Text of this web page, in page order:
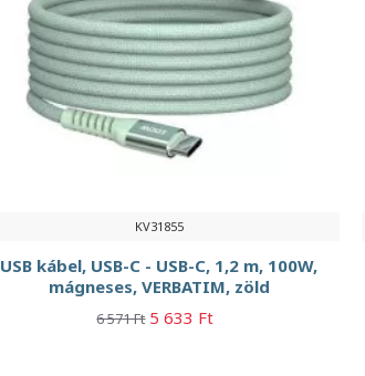
KV31855
USB kábel, USB-C - USB-C, 1,2 m, 100W,
mágneses, VERBATIM, zöld
6 571 Ft 5 633 Ft